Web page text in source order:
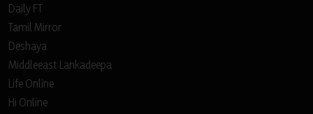
Daily FT
Tamil Mirror
Deshaya
Middleeast Lankadeepa
Life Online
Hi Online